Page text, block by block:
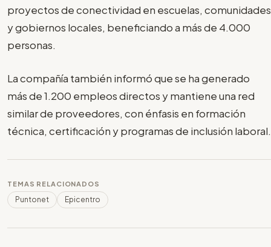
proyectos de conectividad en escuelas, comunidades
y gobiernos locales, beneficiando a más de 4.000
personas.
La compañía también informó que se ha generado
más de 1.200 empleos directos y mantiene una red
similar de proveedores, con énfasis en formación
técnica, certificación y programas de inclusión laboral.
TEMAS RELACIONADOS
Puntonet Epicentro